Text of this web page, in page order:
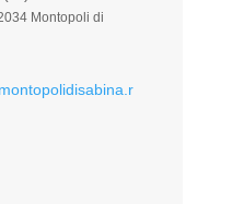
Montopoli di